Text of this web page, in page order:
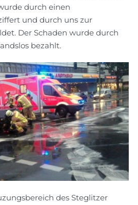
durch einen
und durch uns zur
Der Schaden wurde durch
bezahlt.
des Steglitzer